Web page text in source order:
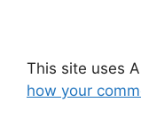
This site uses
how your